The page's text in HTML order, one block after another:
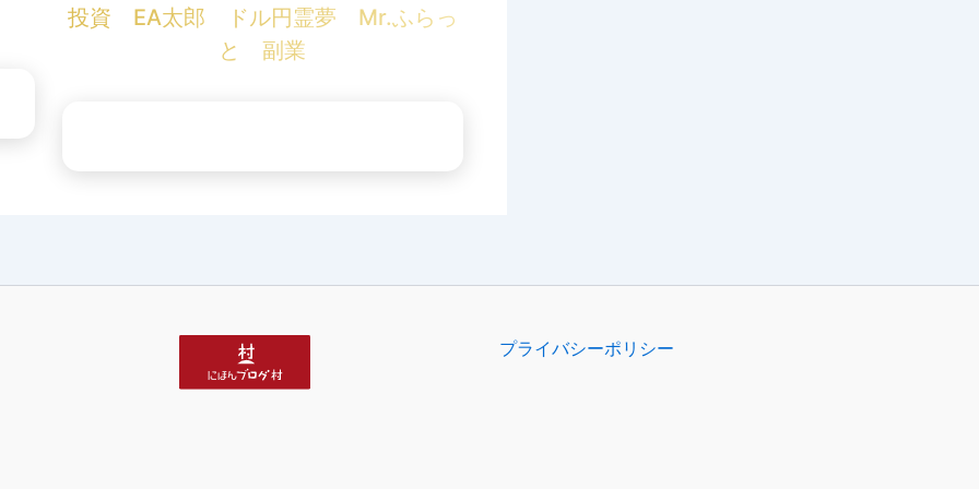
投資 EA太郎 ドル円霊夢 Mr.ふらっ
と 副業
プライバシーポリシー